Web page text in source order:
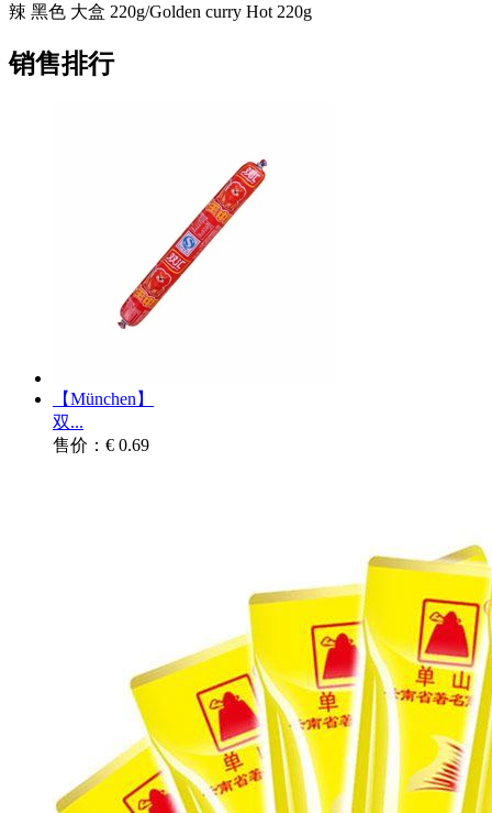
辣 黑色 大盒 220g/Golden curry Hot 220g
销售排行
【München】
双...
售价：€ 0.69